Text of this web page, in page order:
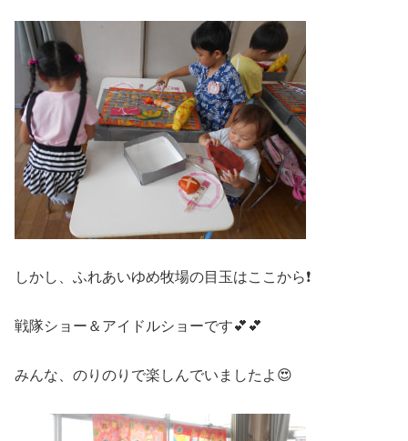
しかし、ふれあいゆめ牧場の目玉はここから❗
戦隊ショー＆アイドルショーです💕💕
みんな、のりのりで楽しんでいましたよ😍